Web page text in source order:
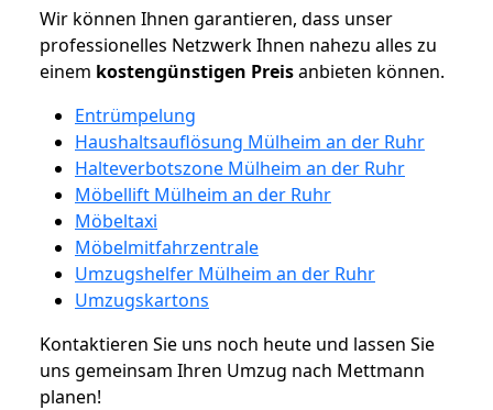
Wir können Ihnen garantieren, dass unser
professionelles Netzwerk Ihnen nahezu alles zu
einem kostengünstigen Preisanbieten können.
Entrümpelung
Haushaltsauflösung Mülheim an der Ruhr
Halteverbotszone Mülheim an der Ruhr
Möbellift Mülheim an der Ruhr
Möbeltaxi
Möbelmitfahrzentrale
Umzugshelfer Mülheim an der Ruhr
Umzugskartons
Kontaktieren Sie uns noch heute und lassen Sie
uns gemeinsam Ihren Umzug nach Mettmann
planen!